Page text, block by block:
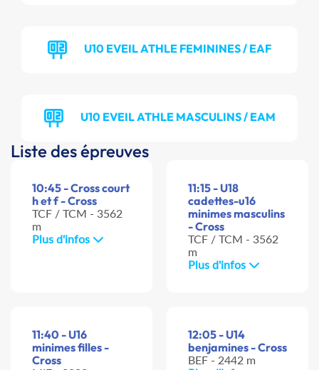
U10 EVEIL ATHLE FEMININES / EAF
U10 EVEIL ATHLE MASCULINS / EAM
Liste des épreuves
10:45 - Cross court
h et f - Cross
TCF / TCM - 3562
m
Plus d'infos
11:15 - U18
cadettes-u16
minimes masculins
- Cross
TCF / TCM - 3562
m
Plus d'infos
11:40 - U16
minimes filles -
Cross
12:05 - U14
benjamines - Cross
BEF - 2442 m